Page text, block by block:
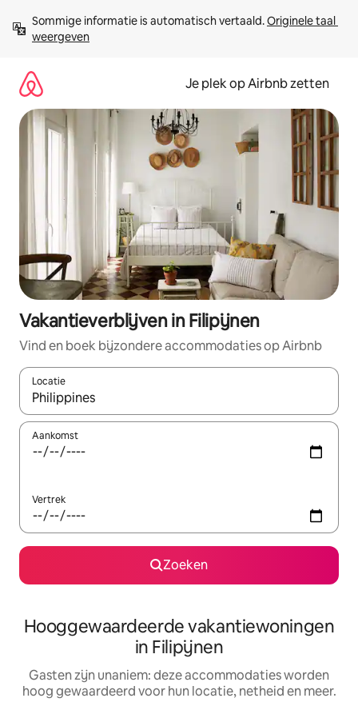
direct
naar
Sommige informatie is automatisch vertaald. Originele taal
weergeven
Je plek op Airbnb zetten
Vakantieverblijven in Filipijnen
Vind en boek bijzondere accommodaties op Airbnb
Locatie
Wanneer er resultaten beschikbaar zijn, maak je een keuze
Aankomst
Vertrek
Zoeken
Hooggewaardeerde vakantiewoningen
in Filipijnen
Gasten zijn unaniem: deze accommodaties worden
hoog gewaardeerd voor hun locatie, netheid en meer.